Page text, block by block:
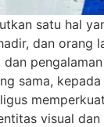
satu hal
dan orang
sama,
visual